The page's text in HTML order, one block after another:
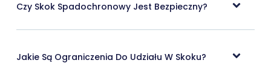
Czy Skok Spadochronowy Jest Bezpieczny?
Jakie Są Ograniczenia Do Udziału W Skoku?